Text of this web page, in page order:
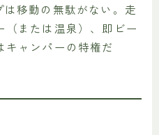
は移動の無駄がない。走
（または温泉）、即ビー
キャンパーの特権だ